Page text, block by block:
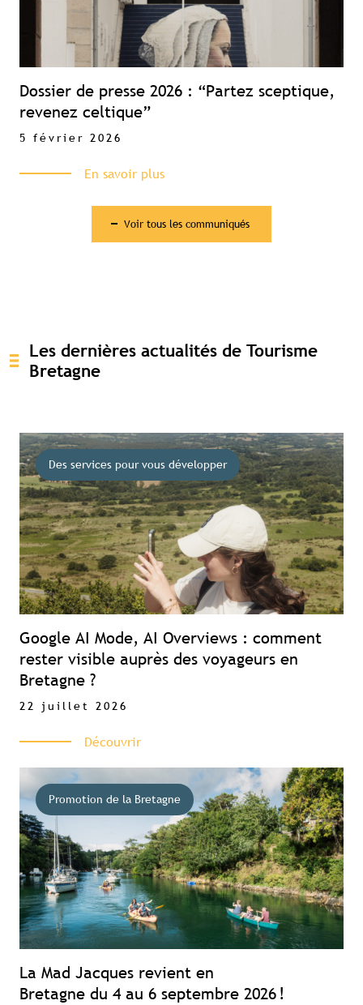
Dossier de presse 2026 : “Partez sceptique,
revenez celtique”
5 février 2026
En savoir plus
Voir tous les communiqués
Les dernières actualités de Tourisme
Bretagne
Des services pour vous développer
Google AI Mode, AI Overviews : comment
rester visible auprès des voyageurs en
Bretagne ?
22 juillet 2026
Découvrir
Promotion de la Bretagne
La Mad Jacques revient en
Bretagne du 4 au 6 septembre 2026 !